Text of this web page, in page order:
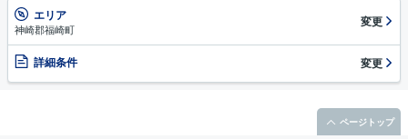
エリア
神崎郡福崎町
変更
詳細条件 変更
ページトップ